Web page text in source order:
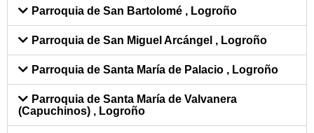
Parroquia de San Bartolomé , Logroño
Parroquia de San Miguel Arcángel , Logroño
Parroquia de Santa María de Palacio , Logroño
Parroquia de Santa María de Valvanera
(Capuchinos) , Logroño